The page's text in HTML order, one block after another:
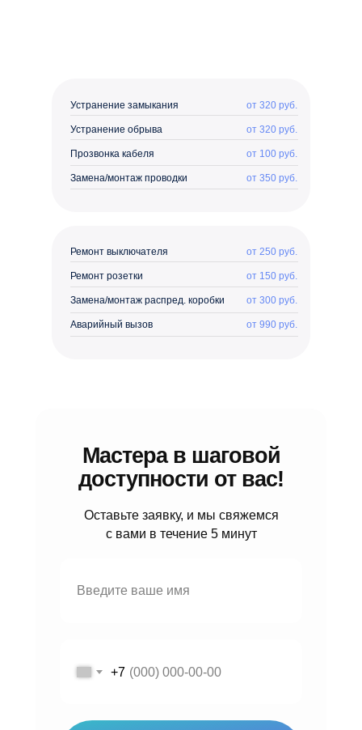
Устранение замыкания
Устранение обрыва
Прозвонка кабеля
Замена/монтаж проводки
от 320 руб.
от 320 руб.
от 100 руб.
от 350 руб.
Ремонт выключателя
Ремонт розетки
Замена/монтаж распред. коробки
Аварийный вызов
от 250 руб.
от 150 руб.
от 300 руб.
от 990 руб.
Мастера в шаговой
доступности от вас!
Оставьте заявку, и мы свяжемся
с вами в течение 5 минут
+7